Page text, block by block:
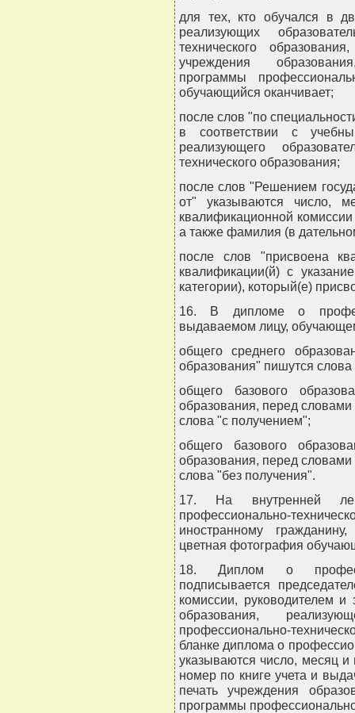
для тех, кто обучался в
реализующих
технического
учреждения
программы
обучающийся оканчивает;
после слов "по
в соответствии с
реализующего
технического образования;
после слов "Решением
от" указываются число,
квалификационной
а также фамилия (в
после слов "присвоена
квалификации(й) с
категории), который(е)
16. В дипломе о
выдаваемом лицу,
общего среднего
образования" пишутся
общего базового
образования, перед
слова "с получением";
общего базового
образования, перед
слова "без получения".
17. На внутренней
профессионально-
иностранному
цветная фотография
18. Диплом о
подписывается
комиссии, руководителем и
образования,
профессионально-
бланке диплома о
указываются число, месяц и
номер по книге учета и
печать учреждения
программы